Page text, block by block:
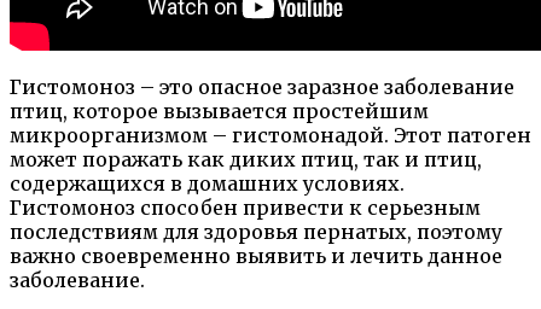
Гистомоноз – это опасное заразное заболевание
птиц, которое вызывается простейшим
микроорганизмом – гистомонадой. Этот патоген
может поражать как диких птиц, так и птиц,
содержащихся в домашних условиях.
Гистомоноз способен привести к серьезным
последствиям для здоровья пернатых, поэтому
важно своевременно выявить и лечить данное
заболевание.